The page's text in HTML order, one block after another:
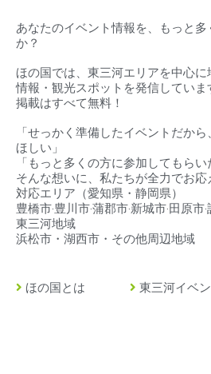
あなたのイベント情報を、もっと
か？
ほの国では、東三河エリアを中心
情報・観光スポットを発信していま
掲載はすべて無料！
「せっかく準備したイベントだか
ほしい」
「もっと多くの方に参加してもらい
そんな想いに、私たちが全力でお応
対応エリア（愛知県・静岡県）
豊橋市‧豊川市‧蒲郡市‧新城市‧田原
東三河地域
浜松市・湖西市・その他周辺地域
ほの国とは
東三河イベ